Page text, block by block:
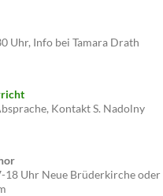
Uhr, Info bei Tamara Drath
Kontakt S. Nadolny
18 Uhr Neue Brüderkirche oder